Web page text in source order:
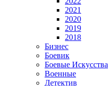
2021
2020
2019
2018
Бизнес
Боевик
Боевые Искусства
Военные
Детектив